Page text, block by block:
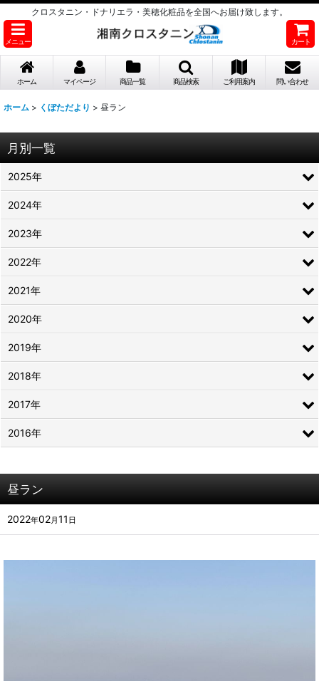
クロスタニン・ドナリエラ・美穂化粧品を全国へお届け致します。
メニュー カート
ホーム マイページ 商品一覧 商品検索 ご利用案内 問い合わせ
ホーム > くぼただより > 昼ラン
昼ラン
2022年02月11 日
月別一覧
2025年
2024年
2023年
2022年
2021年
2020年
2019年
2018年
2017年
2016年